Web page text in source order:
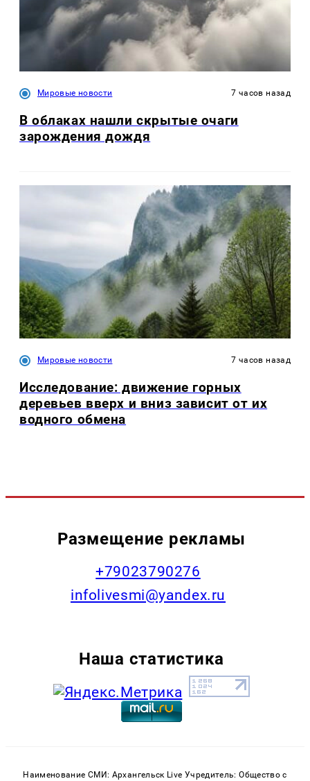
Мировые новости 7 часов назад
В облаках нашли скрытые очаги
зарождения дождя
Мировые новости 7 часов назад
Исследование: движение горных
деревьев вверх и вниз зависит от их
водного обмена
Размещение рекламы
+79023790276
infolivesmi@yandex.ru
Наша статистика
Наименование СМИ: Архангельск Live Учредитель: Общество с